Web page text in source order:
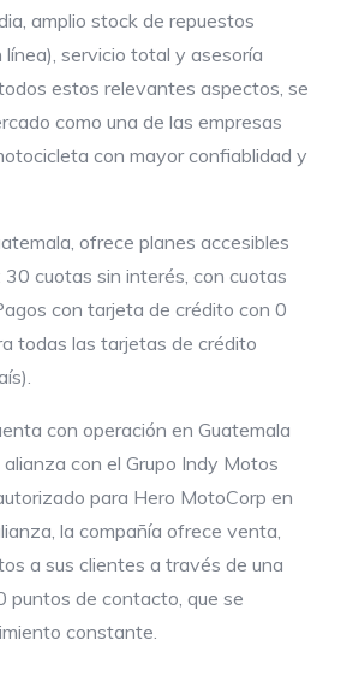
amplio stock de repuestos
servicio total y asesoría
estos relevantes aspectos, se
como una de las empresas
con mayor confiablidad y
ofrece planes accesibles
cuotas sin interés, con cuotas
con tarjeta de crédito con 0
todas las tarjetas de crédito
con operación en Guatemala
con el Grupo Indy Motos
para Hero MotoCorp en
la compañía ofrece venta,
a sus clientes a través de una
puntos de contacto, que se
constante.